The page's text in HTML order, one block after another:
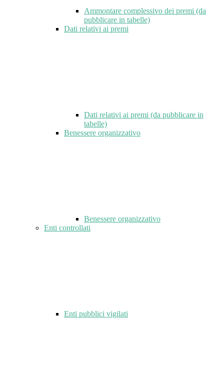
Ammontare complessivo dei premi (da
pubblicare in tabelle)
Dati relativi ai premi
Dati relativi ai premi (da pubblicare in
tabelle)
Benessere organizzativo
Benessere organizzativo
Enti controllati
Enti pubblici vigilati